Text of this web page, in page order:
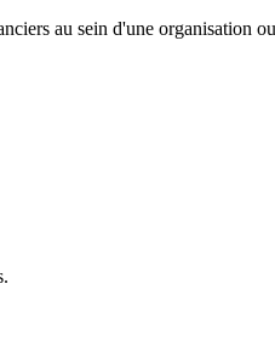
au sein d'une organisation